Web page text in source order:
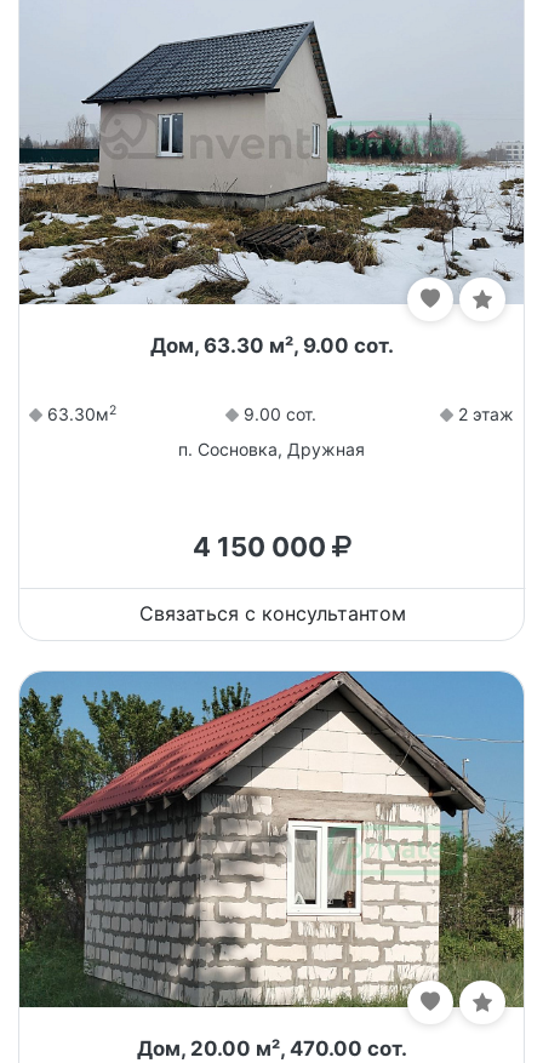
Дом, 63.30 м², 9.00 сот.
63.30м2 9.00 сот.
2 этаж
п. Сосновка, Дружная
4 150 000
Связаться с консультантом
Дом, 20.00 м², 470.00 сот.